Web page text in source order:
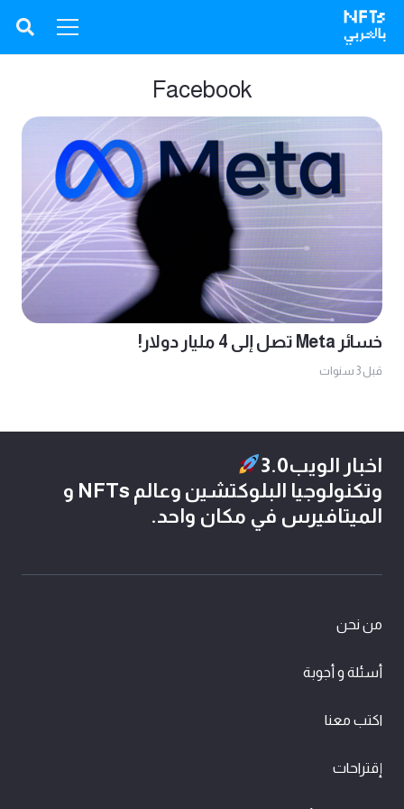
Facebook
خسائر Meta تصل إلى 4 مليار دولار!
قبل 3 سنوات
اخبار الويب3.0
وتكنولوجيا البلوكتشين وعالم NFTs و
الميتافيرس في مكان واحد.
من نحن
أسئلة و أجوبة
اكتب معنا
إقتراحات